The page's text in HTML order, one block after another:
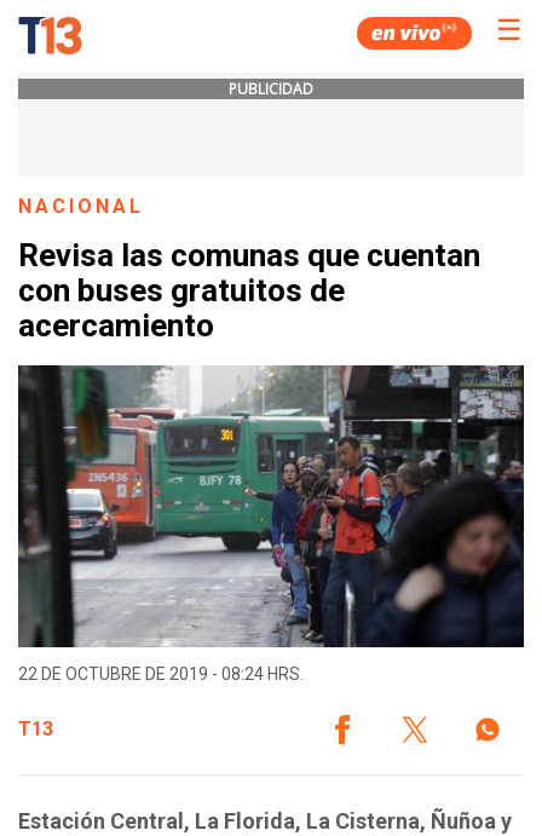
☰
PUBLICIDAD
NACIONAL
Revisa las comunas que cuentan
con buses gratuitos de
acercamiento
22 DE OCTUBRE DE 2019 - 08:24 HRS.
T13
Estación Central, La Florida, La Cisterna, Ñuñoa y